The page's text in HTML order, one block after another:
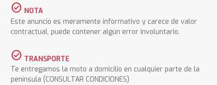
check_circle NOTA
Este anuncio es meramente informativo y carece de valor
contractual, puede contener algún error involuntario.
check_circle TRANSPORTE
Te entregamos la moto a domicilio en cualquier parte de la
península (CONSULTAR CONDICIONES)